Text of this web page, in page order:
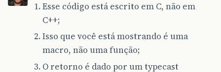
Esse código está escrito em C, não em
C++;
Isso que você está mostrando é uma
macro, não uma função;
O retorno é dado por um typecast